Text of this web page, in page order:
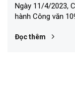
Ngày 11/4/2023,
hành Công văn
Đọc thêm